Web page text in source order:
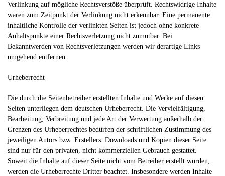
Verlinkung auf mögliche Rechtsverstöße überprüft. Rechtswidrige Inhalte
waren zum Zeitpunkt der Verlinkung nicht erkennbar. Eine permanente
inhaltliche Kontrolle der verlinkten Seiten ist jedoch ohne konkrete
Anhaltspunkte einer Rechtsverletzung nicht zumutbar. Bei
Bekanntwerden von Rechtsverletzungen werden wir derartige Links
umgehend entfernen.
Urheberrecht
Die durch die Seitenbetreiber erstellten Inhalte und Werke auf diesen
Seiten unterliegen dem deutschen Urheberrecht. Die Vervielfältigung,
Bearbeitung, Verbreitung und jede Art der Verwertung außerhalb der
Grenzen des Urheberrechtes bedürfen der schriftlichen Zustimmung des
jeweiligen Autors bzw. Erstellers. Downloads und Kopien dieser Seite
sind nur für den privaten, nicht kommerziellen Gebrauch gestattet.
Soweit die Inhalte auf dieser Seite nicht vom Betreiber erstellt wurden,
werden die Urheberrechte Dritter beachtet. Insbesondere werden Inhalte